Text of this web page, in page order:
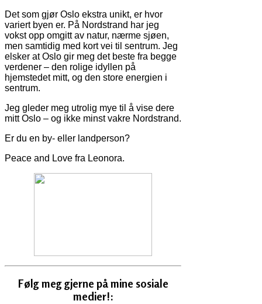
Det som gjør Oslo ekstra unikt, er hvor
variert byen er. På Nordstrand har jeg
vokst opp omgitt av natur, nærme sjøen,
men samtidig med kort vei til sentrum. Jeg
elsker at Oslo gir meg det beste fra begge
verdener – den rolige idyllen på
hjemstedet mitt, og den store energien i
sentrum.
Jeg gleder meg utrolig mye til å vise dere
mitt Oslo – og ikke minst vakre Nordstrand.
Er du en by- eller landperson?
Peace and Love fra Leonora.
Følg meg gjerne på mine sosiale
medier!: